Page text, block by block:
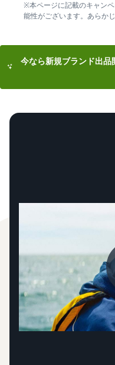
※本ページに記載のキャン
能性がございます。あらか
今なら新規ブランド出品